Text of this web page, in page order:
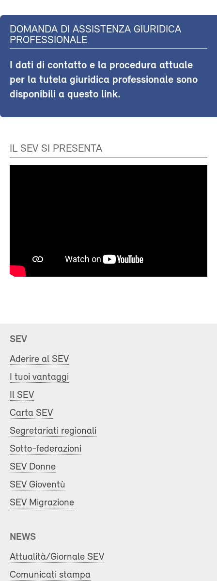
DOMANDA DI ASSISTENZA GIURIDICA
PROFESSIONALE
I dati di contatto e la procedura attuale
per la tutela giuridica professionale sono
disponibili a questo link.
IL SEV SI PRESENTA
SEV
Aderire al SEV
I tuoi vantaggi
Il SEV
Carta SEV
Segretariati regionali
Sotto-federazioni
SEV Donne
SEV Gioventù
SEV Migrazione
NEWS
Attualità/Giornale SEV
Comunicati stampa